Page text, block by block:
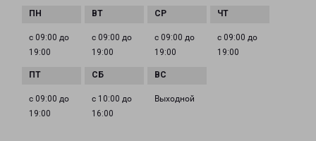
с 09:00 до
19:00
с 09:00 до
19:00
с 09:00 до
19:00
с 09:00 до
19:00
с 09:00 до
19:00
с 10:00 до
16:00
Выходной